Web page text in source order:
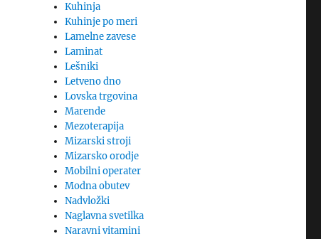
Kuhinja
Kuhinje po meri
Lamelne zavese
Laminat
Lešniki
Letveno dno
Lovska trgovina
Marende
Mezoterapija
Mizarski stroji
Mizarsko orodje
Mobilni operater
Modna obutev
Nadvložki
Naglavna svetilka
Naravni vitamini